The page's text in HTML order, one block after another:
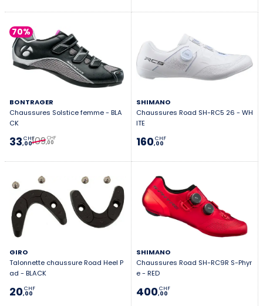
70%
BONTRAGER
Chaussures Solstice femme - BLA
CK
33,00
CHF109,00
CHF
SHIMANO
Chaussures Road SH-RC5 26 - WH
ITE
160,00
CHF
GIRO
Talonnette chaussure Road Heel P
ad - BLACK
20,00
CHF
SHIMANO
Chaussures Road SH-RC9R S-Phyr
e - RED
400,00
CHF